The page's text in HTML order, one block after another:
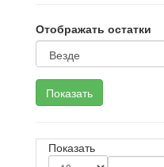
Отображать остатки
Показать